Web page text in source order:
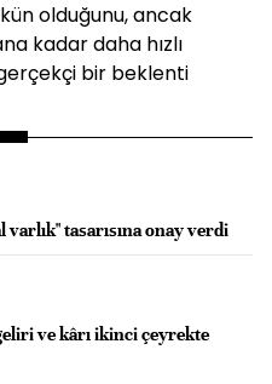
olduğunu, ancak
kadar daha hızlı
bir beklenti
tasarısına onay verdi
ve kârı ikinci çeyrekte